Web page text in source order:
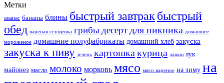
Метки
ананас бананы блины быстрый завтракбыстрый
обед вареная сгущенка грибыдесерт для пикника домашнее
мороженое домашние полуфабрикаты домашний хлеб закуска
закуска к пиву зелень картошка курица лаваш лук
майонез масло молоко морковь мясо мясо вареное на зиму на